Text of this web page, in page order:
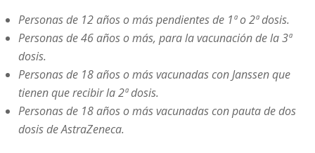
Personas de 12 años o más pendientes de 1ª o 2ª dosis.
Personas de 46 años o más, para la vacunación de la 3ª
dosis.
Personas de 18 años o más vacunadas con Janssen que
tienen que recibir la 2ª dosis.
Personas de 18 años o más vacunadas con pauta de dos
dosis de AstraZeneca.